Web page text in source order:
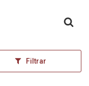
Filtrar